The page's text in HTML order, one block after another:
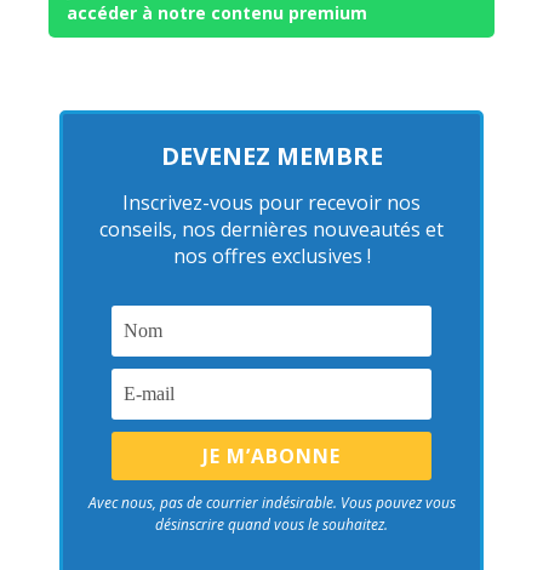
accéder à notre contenu premium
DEVENEZ MEMBRE
Inscrivez-vous pour recevoir nos
conseils, nos dernières nouveautés et
nos offres exclusives !
Avec nous, pas de courrier indésirable. Vous pouvez vous
désinscrire quand vous le souhaitez.